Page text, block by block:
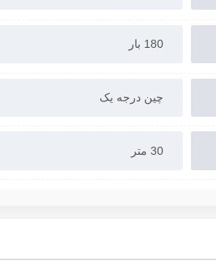
180 بار
چین درجه یک
30 متر